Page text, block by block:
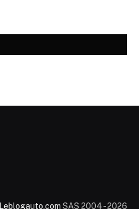
Leblogauto.com SAS 2004 - 2026